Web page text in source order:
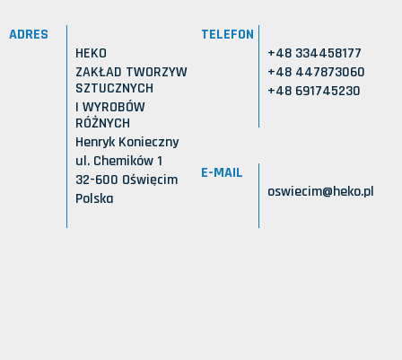
ADRES
HEKO
ZAKŁAD TWORZYW
SZTUCZNYCH
I WYROBÓW
RÓŻNYCH
Henryk Konieczny
ul. Chemików 1
32-600 Oświęcim
Polska
TELEFON
+48 334458177
+48 447873060
+48 691745230
E-MAIL
oswiecim@heko.pl